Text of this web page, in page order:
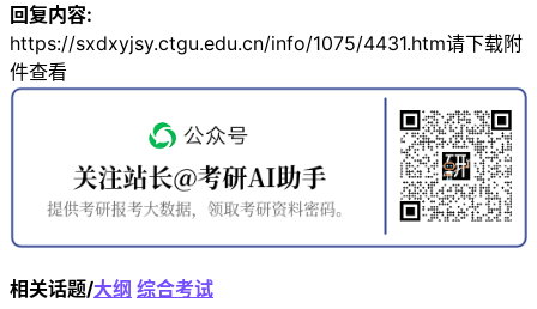
回复内容:
https://sxdxyjsy.ctgu.edu.cn/info/1075/4431.htm请下载附
件查看
相关话题/大纲 综合考试